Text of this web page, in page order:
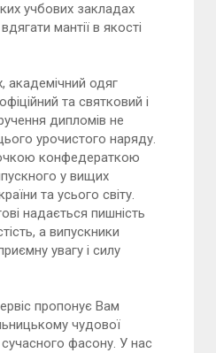
учбових закладах
мантії в якості
академічний одяг
та святковий і
дипломів не
урочистого наряду.
конфедераткою
у вищих
та усього світу.
надається пишність
а випускники
увагу і силу
пропонує Вам
чудової
фасону. У нас